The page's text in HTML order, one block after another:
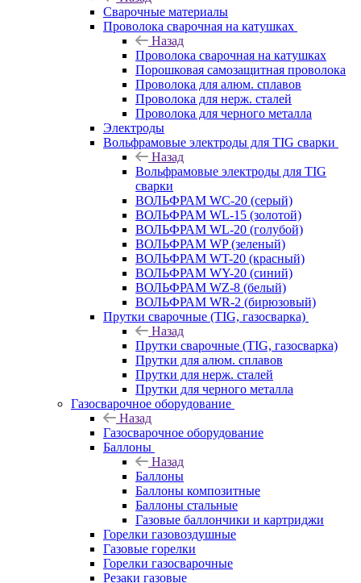
Сварочные материалы
Проволока сварочная на катушках
Назад
Проволока сварочная на катушках
Порошковая самозащитная проволока
Проволока для алюм. сплавов
Проволока для нерж. сталей
Проволока для черного металла
Электроды
Вольфрамовые электроды для TIG сварки
Назад
Вольфрамовые электроды для TIG
сварки
ВОЛЬФРАМ WC-20 (серый)
ВОЛЬФРАМ WL-15 (золотой)
ВОЛЬФРАМ WL-20 (голубой)
ВОЛЬФРАМ WP (зеленый)
ВОЛЬФРАМ WT-20 (красный)
ВОЛЬФРАМ WY-20 (синий)
ВОЛЬФРАМ WZ-8 (белый)
ВОЛЬФРАМ WR-2 (бирюзовый)
Прутки сварочные (TIG, газосварка)
Назад
Прутки сварочные (TIG, газосварка)
Прутки для алюм. сплавов
Прутки для нерж. сталей
Прутки для черного металла
Газосварочное оборудование
Назад
Газосварочное оборудование
Баллоны
Назад
Баллоны
Баллоны композитные
Баллоны стальные
Газовые баллончики и картриджи
Горелки газовоздушные
Газовые горелки
Горелки газосварочные
Резаки газовые